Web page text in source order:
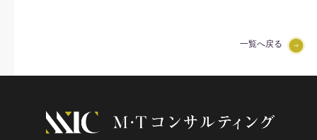
一覧へ戻る